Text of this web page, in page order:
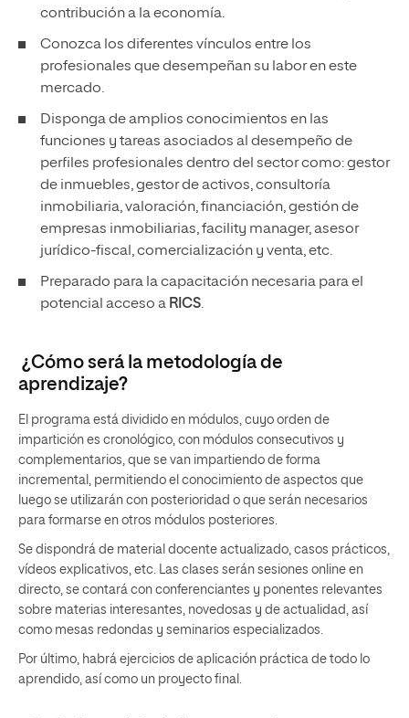
contribución a la economía.
Conozca los diferentes vínculos entre los
profesionales que desempeñan su labor en este
mercado.
Disponga de amplios conocimientos en las
funciones y tareas asociados al desempeño de
perfiles profesionales dentro del sector como: gestor
de inmuebles, gestor de activos, consultoría
inmobiliaria, valoración, financiación, gestión de
empresas inmobiliarias, facility manager, asesor
jurídico-fiscal, comercialización y venta, etc.
Preparado para la capacitación necesaria para el
potencial acceso a RICS.
¿Cómo será la metodología de
aprendizaje?
El programa está dividido en módulos, cuyo orden de
impartición es cronológico, con módulos consecutivos y
complementarios, que se van impartiendo de forma
incremental, permitiendo el conocimiento de aspectos que
luego se utilizarán con posterioridad o que serán necesarios
para formarse en otros módulos posteriores.
Se dispondrá de material docente actualizado, casos prácticos,
vídeos explicativos, etc. Las clases serán sesiones online en
directo, se contará con conferenciantes y ponentes relevantes
sobre materias interesantes, novedosas y de actualidad, así
como mesas redondas y seminarios especializados.
Por último, habrá ejercicios de aplicación práctica de todo lo
aprendido, así como un proyecto final.